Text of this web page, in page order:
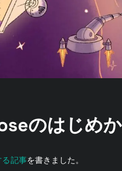
のはじめ
記事を書きました。